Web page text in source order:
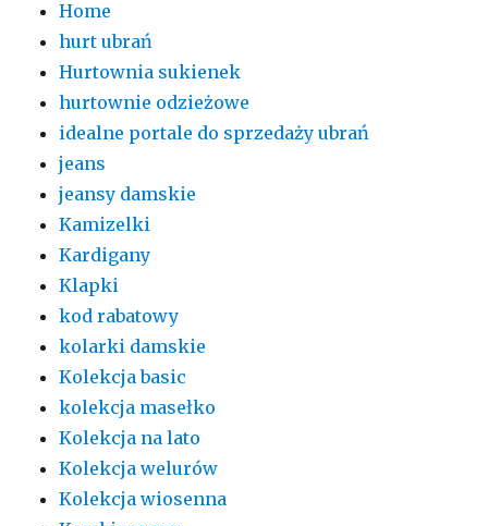
Home
hurt ubrań
Hurtownia sukienek
hurtownie odzieżowe
idealne portale do sprzedaży ubrań
jeans
jeansy damskie
Kamizelki
Kardigany
Klapki
kod rabatowy
kolarki damskie
Kolekcja basic
kolekcja masełko
Kolekcja na lato
Kolekcja welurów
Kolekcja wiosenna